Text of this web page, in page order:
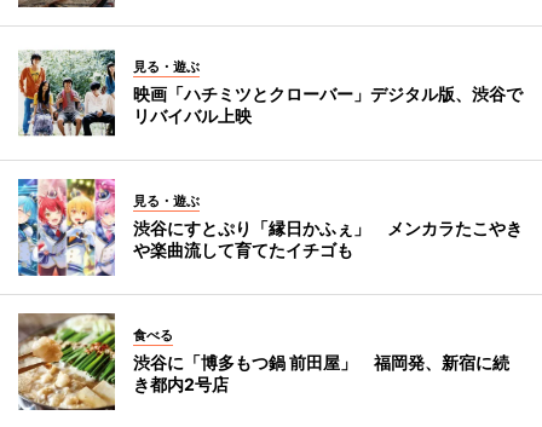
見る・遊ぶ
映画「ハチミツとクローバー」デジタル版、渋谷で
リバイバル上映
見る・遊ぶ
渋谷にすとぷり「縁日かふぇ」 メンカラたこやき
や楽曲流して育てたイチゴも
食べる
渋谷に「博多もつ鍋 前田屋」 福岡発、新宿に続
き都内2号店